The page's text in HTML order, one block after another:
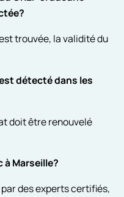
trouvée, la validité du
détecté dans les
doit être renouvelé
Marseille?
des experts certifiés,